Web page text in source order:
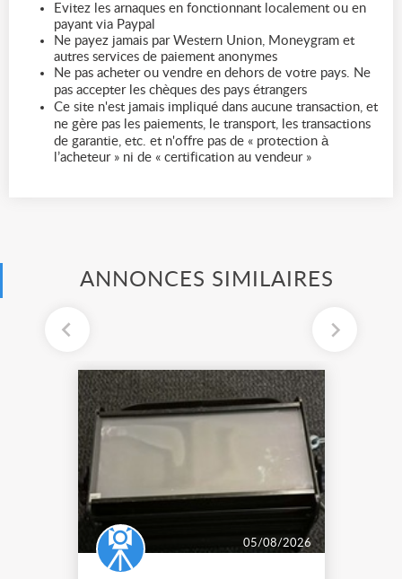
Evitez les arnaques en fonctionnant localement ou en
payant via Paypal
Ne payez jamais par Western Union, Moneygram et
autres services de paiement anonymes
Ne pas acheter ou vendre en dehors de votre pays. Ne
pas accepter les chèques des pays étrangers
Ce site n'est jamais impliqué dans aucune transaction, et
ne gère pas les paiements, le transport, les transactions
de garantie, etc. et n'offre pas de « protection à
l’acheteur » ni de « certification au vendeur »
ANNONCES SIMILAIRES
05/08/2026